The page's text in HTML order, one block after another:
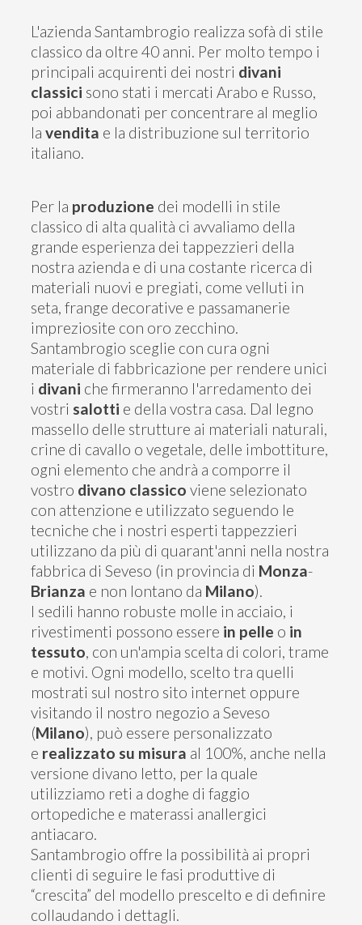
L'azienda Santambrogio realizza sofà di stile
classico da oltre 40 anni. Per molto tempo i
principali acquirenti dei nostri divani
classici sono stati i mercati Arabo e Russo,
poi abbandonati per concentrare al meglio
la vendita e la distribuzione sul territorio
italiano.
Per la produzione dei modelli in stile
classico di alta qualità ci avvaliamo della
grande esperienza dei tappezzieri della
nostra azienda e di una costante ricerca di
materiali nuovi e pregiati, come velluti in
seta, frange decorative e passamanerie
impreziosite con oro zecchino.
Santambrogio sceglie con cura ogni
materiale di fabbricazione per rendere unici
i divani che firmeranno l'arredamento dei
vostri salotti e della vostra casa. Dal legno
massello delle strutture ai materiali naturali,
crine di cavallo o vegetale, delle imbottiture,
ogni elemento che andrà a comporre il
vostro divano classico viene selezionato
con attenzione e utilizzato seguendo le
tecniche che i nostri esperti tappezzieri
utilizzano da più di quarant'anni nella nostra
fabbrica di Seveso (in provincia di Monza-
Brianza e non lontano da Milano).
I sedili hanno robuste molle in acciaio, i
rivestimenti possono essere in pelle o in
tessuto , con un'ampia scelta di colori, trame
e motivi. Ogni modello, scelto tra quelli
mostrati sul nostro sito internet oppure
visitando il nostro negozio a Seveso
(Milano), può essere personalizzato
e realizzato su misura al 100%, anche nella
versione divano letto, per la quale
utilizziamo reti a doghe di faggio
ortopediche e materassi anallergici
antiacaro.
Santambrogio offre la possibilità ai propri
clienti di seguire le fasi produttive di
“crescita” del modello prescelto e di definire
collaudando i dettagli.